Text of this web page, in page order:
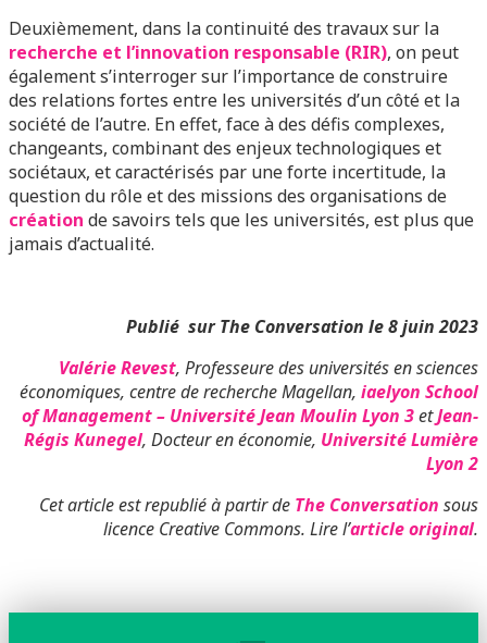
Deuxièmement, dans la continuité des travaux sur la
recherche et l’innovation responsable (RIR), on peut
également s’interroger sur l’importance de construire
des relations fortes entre les universités d’un côté et la
société de l’autre. En effet, face à des défis complexes,
changeants, combinant des enjeux technologiques et
sociétaux, et caractérisés par une forte incertitude, la
question du rôle et des missions des organisations de
création de savoirs tels que les universités, est plus que
jamais d’actualité.
Publié sur The Conversation le 8 juin 2023
Valérie Revest, Professeure des universités en sciences
économiques, centre de recherche Magellan, iaelyon School
of Management – Université Jean Moulin Lyon 3etJean-
Régis Kunegel, Docteur en économie, Université Lumière
Lyon 2
Cet article est republié à partir de The Conversation sous
licence Creative Commons. Lire l’article original.